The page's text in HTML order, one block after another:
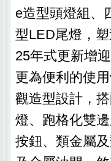
e造型頭燈組、
型LED尾燈，
25年式更新增
更為便利的使
觀造型設計，
燈、跑格化雙
按鈕、類金屬